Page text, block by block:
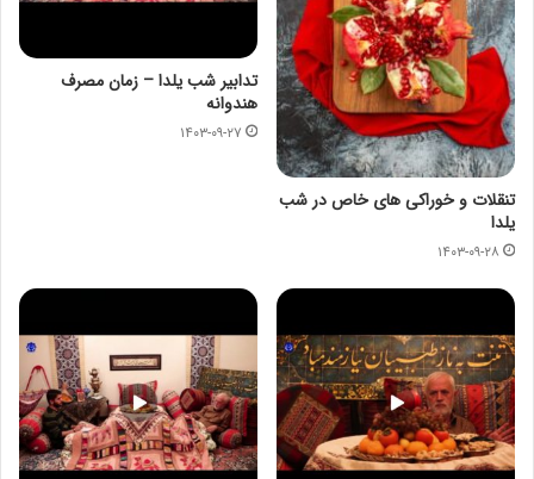
تنقلات و خوراکی های خاص در شب
یلدا
۱۴۰۳-۰۹-۲۸
تدابیر شب یلدا – زمان مصرف
هندوانه
۱۴۰۳-۰۹-۲۷